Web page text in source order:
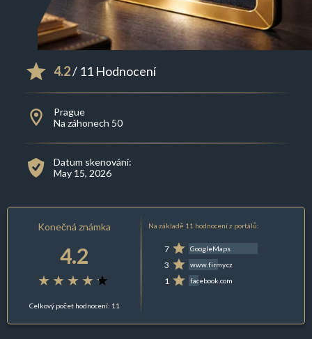
4.2/ 11 Hodnocení
Prague
Na záhonech 50
Datum skenování:
May 15, 2026
Konečná známka
4.2
Celkový počet hodnocení: 11
Na základě 11 hodnocení z portálů:
7 GoogleMaps
3 www.firmy.cz
1 facebook.com